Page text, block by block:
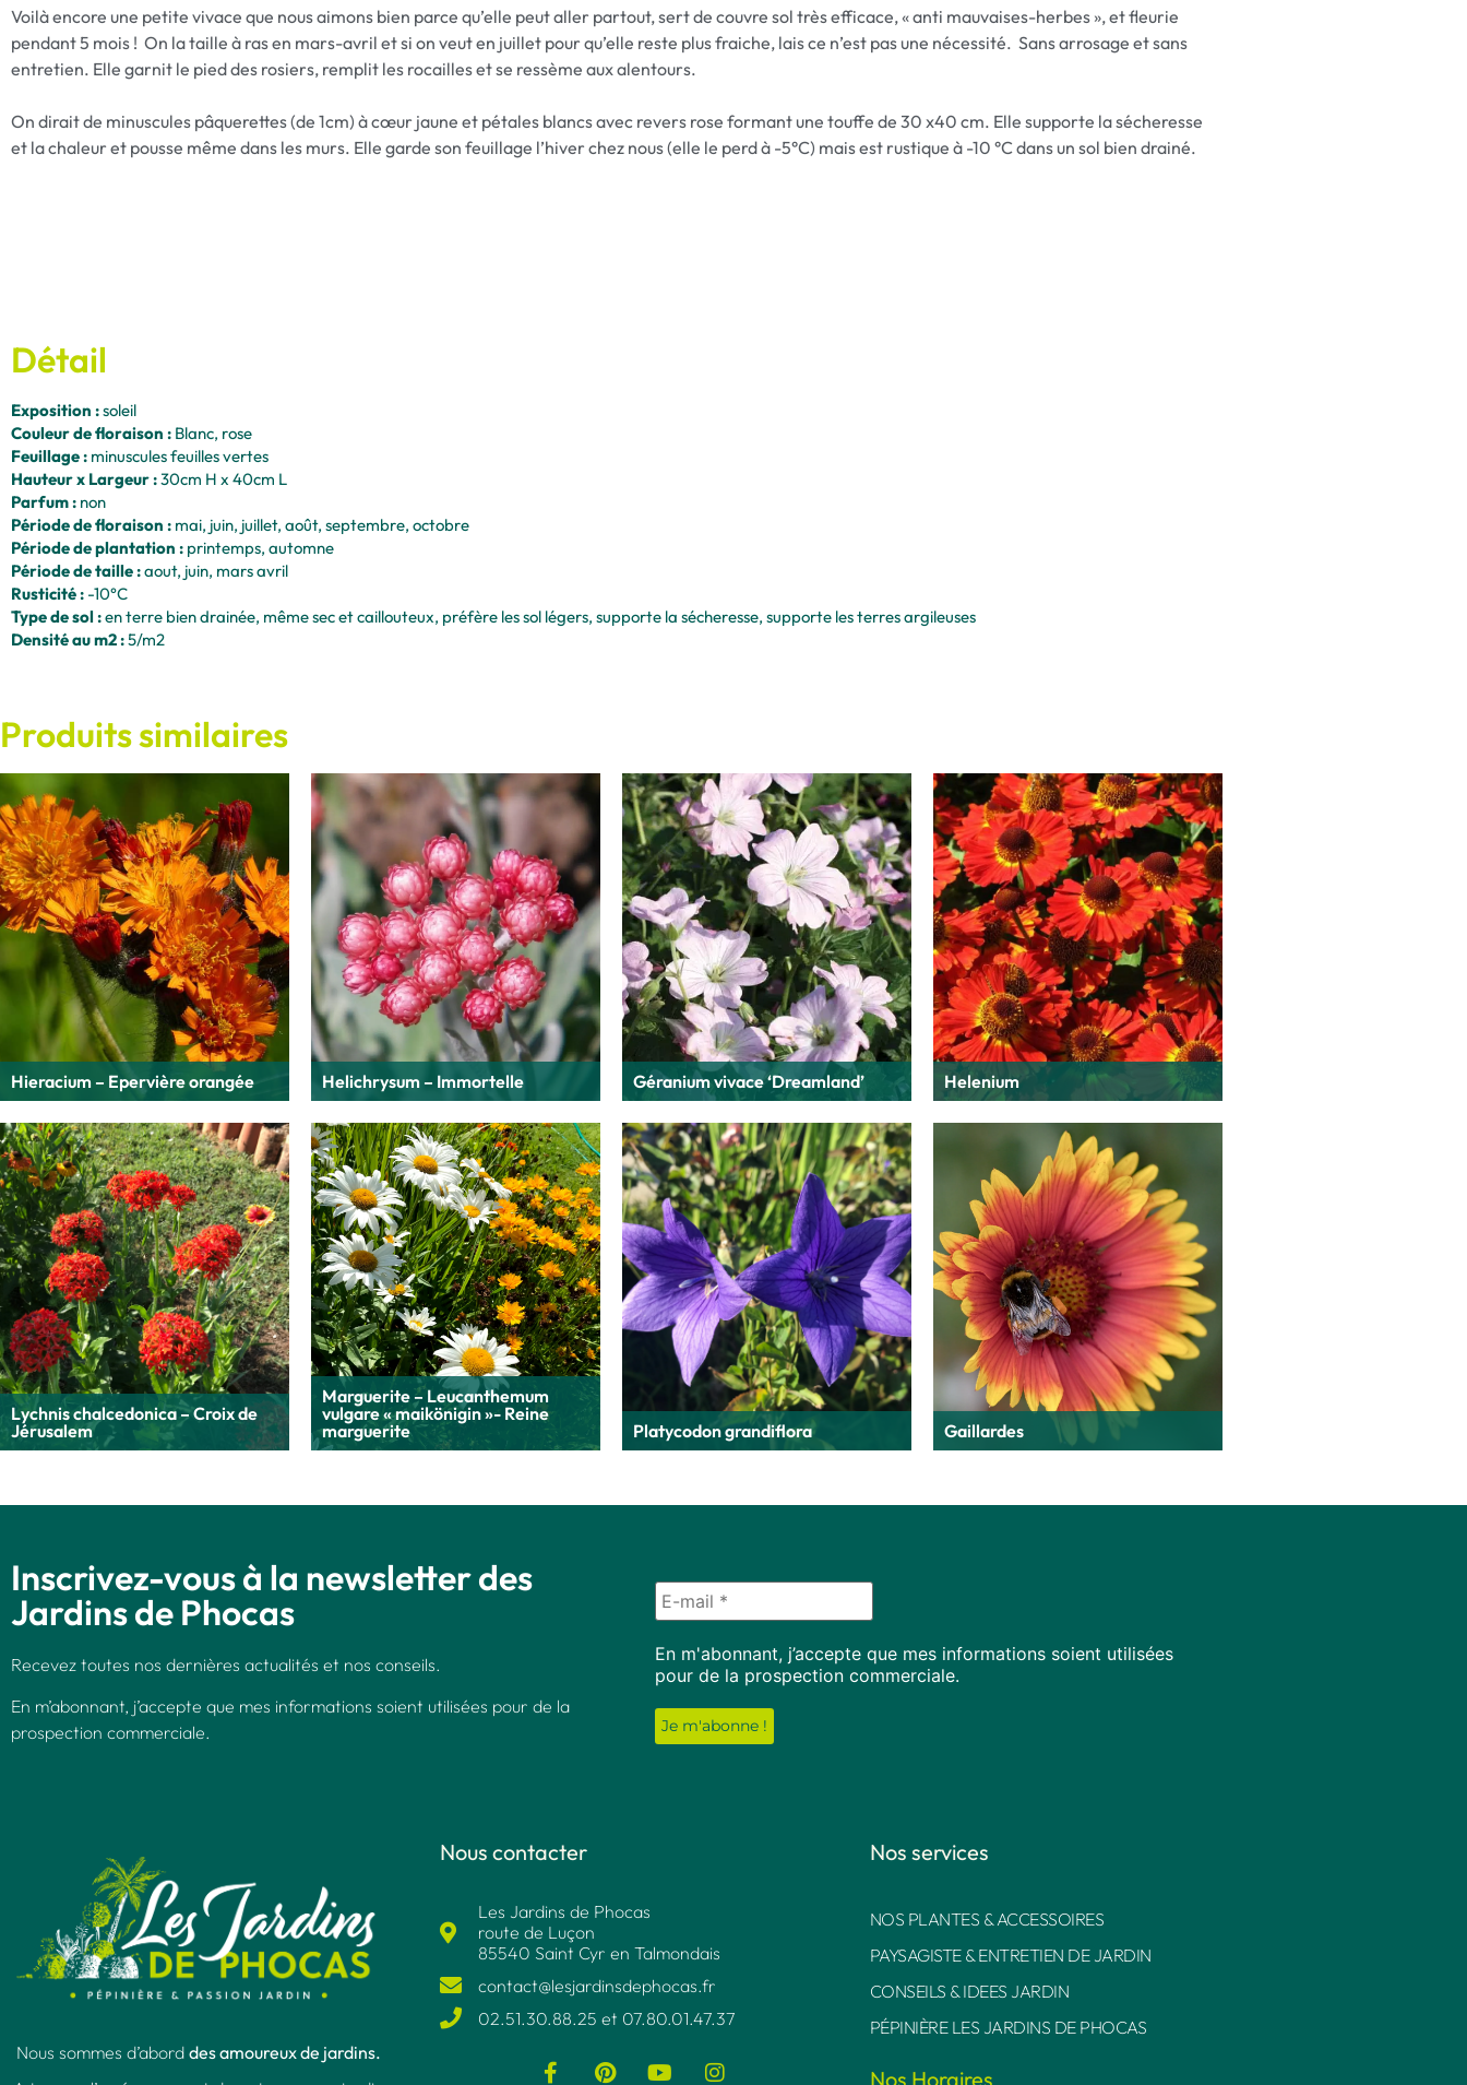
Voilà encore une petite vivace que nous aimons bien parce qu’elle peut aller partout, sert de couvre sol très efficace, « anti mauvaises-herbes », et fleurie
pendant 5 mois ! On la taille à ras en mars-avril et si on veut en juillet pour qu’elle reste plus fraiche, lais ce n’est pas une nécessité. Sans arrosage et sans
entretien. Elle garnit le pied des rosiers, remplit les rocailles et se ressème aux alentours.
On dirait de minuscules pâquerettes (de 1cm) à cœur jaune et pétales blancs avec revers rose formant une touffe de 30 x40 cm. Elle supporte la sécheresse
et la chaleur et pousse même dans les murs. Elle garde son feuillage l’hiver chez nous (elle le perd à -5°C) mais est rustique à -10 °C dans un sol bien drainé.
Détail
Exposition :soleil
Couleur de floraison : Blanc, rose
Feuillage : minuscules feuilles vertes
Hauteur x Largeur :30cm H x 40cm L
Parfum : non
Période de floraison : mai, juin, juillet, août, septembre, octobre
Période de plantation : printemps, automne
Période de taille :aout, juin, mars avril
Rusticité : -10°C
Type de sol :en terre bien drainée, même sec et caillouteux, préfère les sol légers, supporte la sécheresse, supporte les terres argileuses
Densité au m2 :5/m2
Produits similaires
Hieracium – Epervière orangée Helichrysum – Immortelle Géranium vivace ‘Dreamland’ Helenium
Lychnis chalcedonica – Croix de
Jérusalem
Marguerite – Leucanthemum
vulgare « maikönigin »- Reine
marguerite
Platycodon grandiflora Gaillardes
Inscrivez-vous à la newsletter des
Jardins de Phocas
Recevez toutes nos dernières actualités et nos conseils.
En m’abonnant, j’accepte que mes informations soient utilisées pour de la
prospection commerciale.
En m'abonnant, j’accepte que mes informations soient utilisées
pour de la prospection commerciale.
Nous sommes d’abord des amoureux de jardins.
Nous contacter
Les Jardins de Phocas
route de Luçon
85540 Saint Cyr en Talmondais
contact@lesjardinsdephocas.fr​
02.51.30.88.25 et 07.80.01.47.37​
Nos services
NOS PLANTES & ACCESSOIRES
PAYSAGISTE & ENTRETIEN DE JARDIN
CONSEILS & IDEES JARDIN
PÉPINIÈRE LES JARDINS DE PHOCAS
Nos Horaires